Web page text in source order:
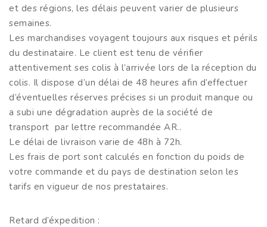
et des régions, les délais peuvent varier de plusieurs
semaines.
Les marchandises voyagent toujours aux risques et périls
du destinataire. Le client est tenu de vérifier
attentivement ses colis à l’arrivée lors de la réception du
colis. Il dispose d’un délai de 48 heures afin d’effectuer
d’éventuelles réserves précises si un produit manque ou
a subi une dégradation auprès de la société de
transport par lettre recommandée AR..
Le délai de livraison varie de 48h à 72h.
Les frais de port sont calculés en fonction du poids de
votre commande et du pays de destination selon les
tarifs en vigueur de nos prestataires.
Retard d’éxpedition :